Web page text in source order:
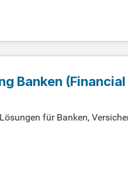
Sie die nötigen
Banken
für Banken,
sich den
wie IFRS. Zudem helfen